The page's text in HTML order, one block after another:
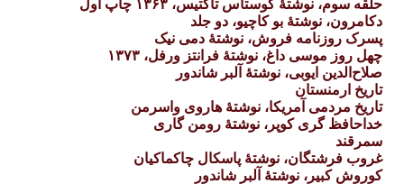
حلقه سوم، نوشتهٔ کوستاس تاکتیس، ۱۳۶۳ چاپ اول
دکامرون، نوشتهٔ بو کاچیو، دو جلد
پسرک روزنامه فروش، نوشتهٔ دمی نیک
چهل روز موسی داغ، نوشتهٔ فرانتز ورفل، ۱۳۷۳
صلاح‌الدین ایوبی، نوشتهٔ آلبر شاندور
تاریخ ارمنستان
تاریخ مردمی آمریکا، نوشتهٔ هاروی واسرمن
خداحافظ گری کوپر، نوشتهٔ رومن گاری
سمرقند
غروب فرشتگان، نوشتهٔ پاسکال چاکماکیان
کوروش کبیر، نوشتهٔ آلبر شاندور